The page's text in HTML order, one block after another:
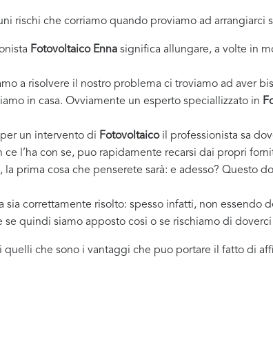
rischi che corriamo quando proviamo ad arrangiarci
Fotovoltaico Enna significa allungare, a volte in
a risolvere il nostro problema ci troviamo ad aver
in casa. Ovviamente un esperto speciallizzato in
un intervento di Fotovoltaicoil professionista sa
l’ha con se, puo rapidamente recarsi dai propri
la prima cosa che penserete sarà: e adesso? Questo
sia correttamente risolto: spesso infatti, non essendo
quindi siamo apposto cosi o se rischiamo di
quelli che sono i vantaggi che puo portare il fatto di